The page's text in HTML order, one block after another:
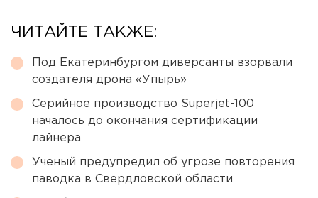
ЧИТАЙТЕ ТАКЖЕ:
Под Екатеринбургом диверсанты взорвали
создателя дрона «Упырь»
Серийное производство Superjet-100
началось до окончания сертификации
лайнера
Ученый предупредил об угрозе повторения
паводка в Свердловской области